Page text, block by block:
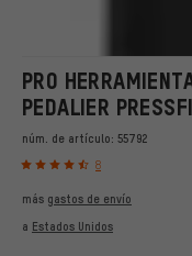
PRO
PEDALIER
núm. de artículo: 55792
8
más gastos de envío
a Estados Unidos